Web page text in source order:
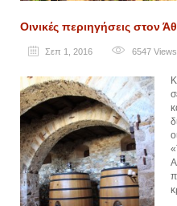
Οινικές περιηγήσεις στον
Σεπ 1, 2016 6547 Views